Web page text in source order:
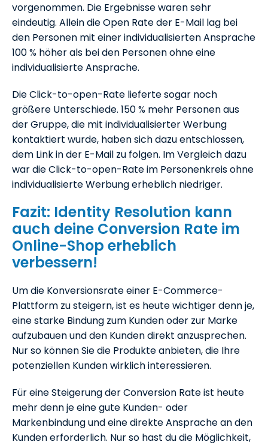
vorgenommen. Die Ergebnisse waren sehr
eindeutig. Allein die Open Rate der E-Mail lag bei
den Personen mit einer individualisierten Ansprache
100 % höher als bei den Personen ohne eine
individualisierte Ansprache.
Die Click-to-open-Rate lieferte sogar noch
größere Unterschiede. 150 % mehr Personen aus
der Gruppe, die mit individualisierter Werbung
kontaktiert wurde, haben sich dazu entschlossen,
dem Link in der E-Mail zu folgen. Im Vergleich dazu
war die Click-to-open-Rate im Personenkreis ohne
individualisierte Werbung erheblich niedriger.
Fazit: Identity Resolution kann
auch deine Conversion Rate im
Online-Shop erheblich
verbessern!
Um die Konversionsrate einer E-Commerce-
Plattform zu steigern, ist es heute wichtiger denn je,
eine starke Bindung zum Kunden oder zur Marke
aufzubauen und den Kunden direkt anzusprechen.
Nur so können Sie die Produkte anbieten, die Ihre
potenziellen Kunden wirklich interessieren.
Für eine Steigerung der Conversion Rate ist heute
mehr denn je eine gute Kunden- oder
Markenbindung und eine direkte Ansprache an den
Kunden erforderlich. Nur so hast du die Möglichkeit,